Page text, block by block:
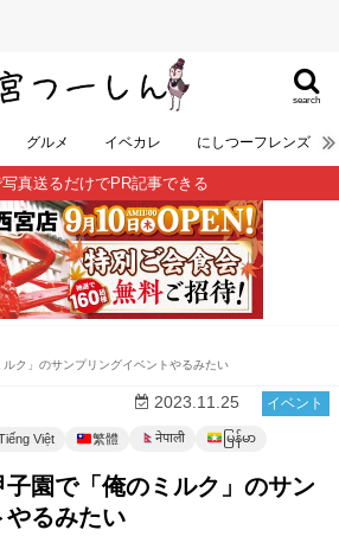
search
グルメ イベカレ にしつーフレンズ
写真送るだけでPR記事できる
ク」のサンプリングイベントやるみたい
イベント
2023.11.25
Việt 繁體 नेपाली မြန်မာ
園で「俺のミルク」のサン
やるみたい